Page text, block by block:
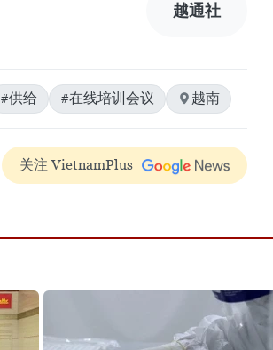
越通社
#供给 #在线培训会议 越南
关注 VietnamPlus